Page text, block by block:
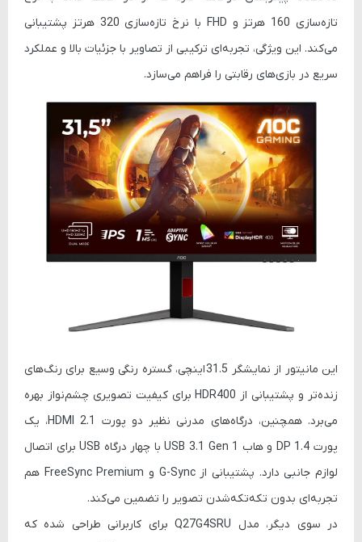
تازه‌سازی 160 هرتز
و FHD با نرخ تازه‌سازی 320 هرتز
پشتیبانی
می‌کند. این ویژگی، تجربه‌ای ترکیبی از تصاویر با جزئیات بالا و عملکرد
سریع در بازی‌های رقابتی را فراهم می‌سازد.
این مانیتور از نمایشگر 31.5 اینچی
، گستره رنگی وسیع برای رنگ‌های
زنده‌تر و پشتیبانی از HDR400برای کیفیت تصویری چشم‌نواز بهره
می‌برد. همچنین، درگاه‌های مدرنی نظیر دو پورت HDMI 2.1 ، یک
پورت DP 1.4
وهاب USB 3.1 Gen 1
با چهار درگاه USB برای اتصال
لوازم جانبی دارد. پشتیبانی ازG-Sync و FreeSync Premium هم
تجربه‌ای بدون تکه‌تکه‌شدن تصویر را تضمین می‌کند.
در سوی دیگر، مدل Q27G4SRUبرای کاربرانی طراحی شده که